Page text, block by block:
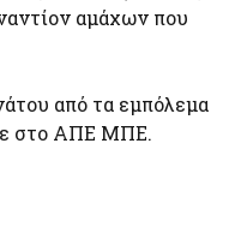
αμάχων που
από τα εμπόλεμα
στο ΑΠΕ ΜΠΕ.